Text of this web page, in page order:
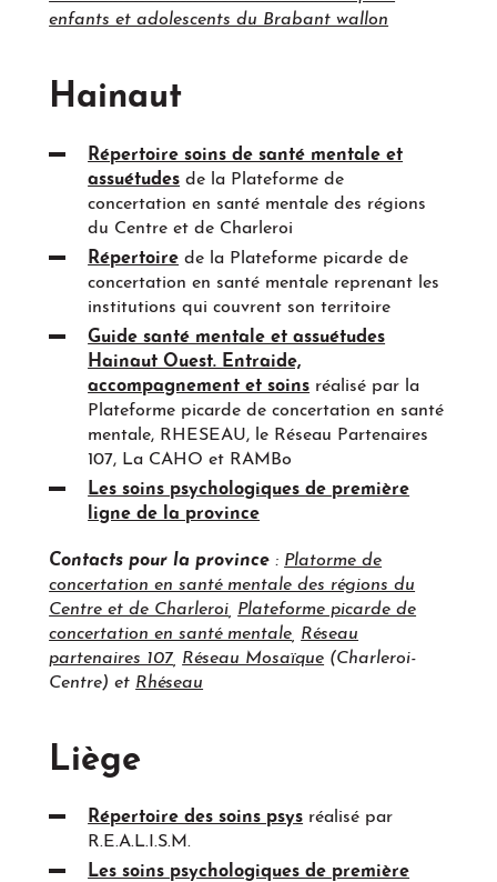
enfants et adolescents du Brabant wallon
Hainaut
Répertoire soins de santé mentale et
assuétudes de la Plateforme de
concertation en santé mentale des régions
du Centre et de Charleroi
Répertoire de la Plateforme picarde de
concertation en santé mentale reprenant les
institutions qui couvrent son territoire
Guide santé mentale et assuétudes
Hainaut Ouest. Entraide,
accompagnement et soins réalisé par la
Plateforme picarde de concertation en santé
mentale, RHESEAU, le Réseau Partenaires
107, La CAHO et RAMBo
Les soins psychologiques de première
ligne de la province
Contacts pour la province : Platorme de
concertation en santé mentale des régions du
Centre et de Charleroi Plateforme picarde de
concertation en santé mentale Réseau
partenaires 107 Réseau Mosaïque (Charleroi-
Centre) et Rhéseau
Liège
Répertoire des soins psys réalisé par
R.E.A.L.I.S.M.
Les soins psychologiques de première